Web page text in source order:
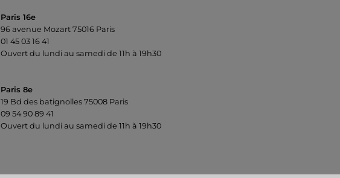
Paris 16e
96 avenue Mozart 75016 Paris
01 45 03 16 41
Ouvert du lundi au samedi de 11h à 19h30
Paris 8e
19 Bd des batignolles 75008 Paris
09 54 90 89 41
Ouvert du lundi au samedi de 11h à 19h30